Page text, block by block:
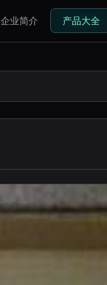
企业简介 产品大全